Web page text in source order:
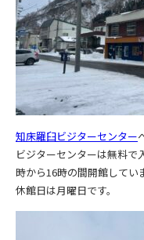
知床羅臼ビジターセンター
ビジターセンターは無料で
時から16時の間開館してい
休館日は月曜日です。